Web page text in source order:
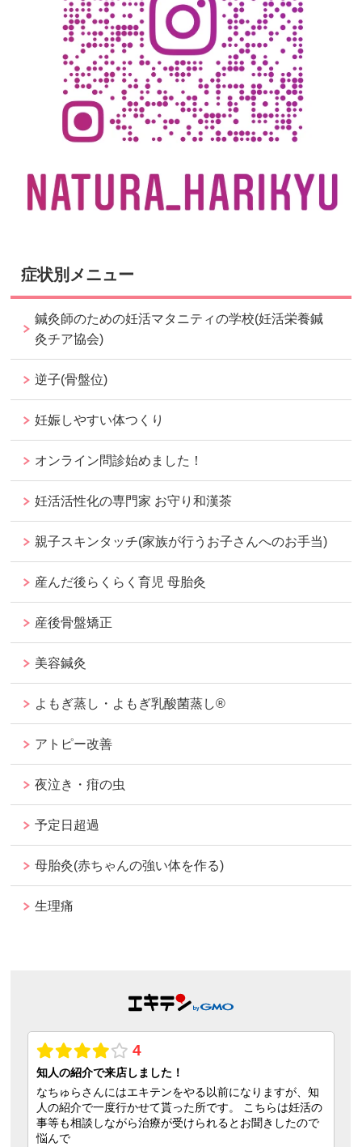
症状別メニュー
鍼灸師のための妊活マタニティの学校(妊活栄養鍼
灸チア協会)
逆子(骨盤位)
妊娠しやすい体つくり
オンライン問診始めました！
妊活活性化の専門家 お守り和漢茶
親子スキンタッチ(家族が行うお子さんへのお手当)
産んだ後らくらく育児 母胎灸
産後骨盤矯正
美容鍼灸
よもぎ蒸し・よもぎ乳酸菌蒸し®︎
アトピー改善
夜泣き・疳の虫
予定日超過
母胎灸(赤ちゃんの強い体を作る)
生理痛